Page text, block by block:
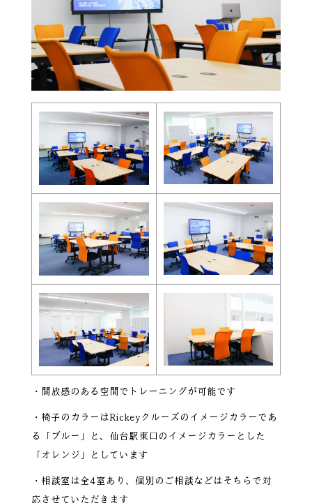
・開放感のある空間でトレーニングが可能です
・椅子のカラーはRickeyクルーズのイメージカラーであ
る「ブルー」と、仙台駅東口のイメージカラーとした
「オレンジ」としています
・相談室は全4室あり、個別のご相談などはそちらで対
応させていただきます